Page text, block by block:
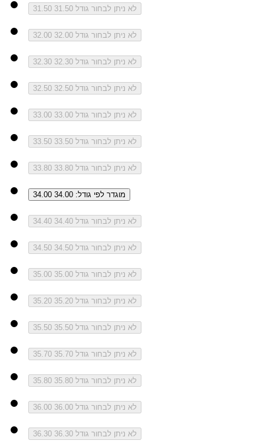
31.50 לא ניתן לבחור גודל 31.50
32.00 לא ניתן לבחור גודל 32.00
32.30 לא ניתן לבחור גודל 32.30
32.50 לא ניתן לבחור גודל 32.50
33.00 לא ניתן לבחור גודל 33.00
33.50 לא ניתן לבחור גודל 33.50
33.80 לא ניתן לבחור גודל 33.80
34.00 מוגדר לפי גודל: 34.00
34.40 לא ניתן לבחור גודל 34.40
34.50 לא ניתן לבחור גודל 34.50
35.00 לא ניתן לבחור גודל 35.00
35.20 לא ניתן לבחור גודל 35.20
35.50 לא ניתן לבחור גודל 35.50
35.70 לא ניתן לבחור גודל 35.70
35.80 לא ניתן לבחור גודל 35.80
36.00 לא ניתן לבחור גודל 36.00
36.30 לא ניתן לבחור גודל 36.30